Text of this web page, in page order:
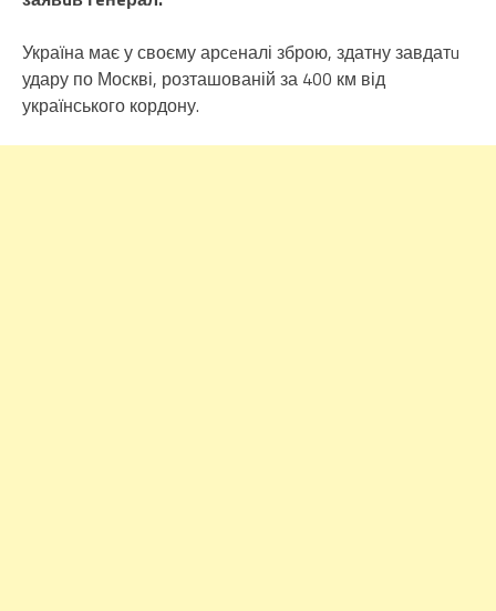
Україна має у своєму арсeналі зброю, здатну завдатu
удару по Москві, розташованій за 400 км від
українського кордону.